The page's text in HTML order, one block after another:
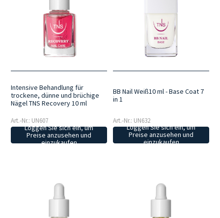
Intensive Behandlung für
trockene, dünne und brüchige
Nägel TNS Recovery 10 ml
Art.-Nr.: UN607
Loggen Sie sich ein, um
Preise anzusehen und
einzukaufen
BB Nail Weiß10 ml - Base Coat 7
in 1
Art.-Nr.: UN632
Loggen Sie sich ein, um
Preise anzusehen und
einzukaufen